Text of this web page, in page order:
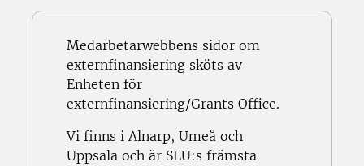
Medarbetarwebbens sidor om
externfinansiering sköts av
Enheten för
externfinansiering/Grants Office.
Vi finns i Alnarp, Umeå och
Uppsala och är SLU:s främsta